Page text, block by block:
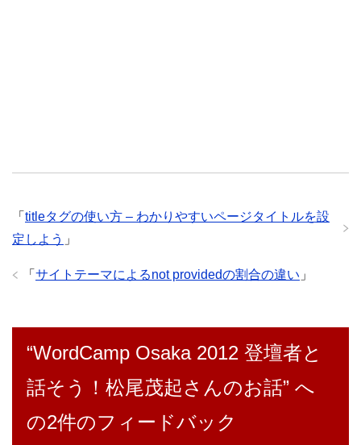
「 titleタグの使い方 – わかりやすいページタイトルを設
定しよう 」
「 サイトテーマによるnot providedの割合の違い 」
“WordCamp Osaka 2012 登壇者と
話そう！松尾茂起さんのお話” へ
の2件のフィードバック